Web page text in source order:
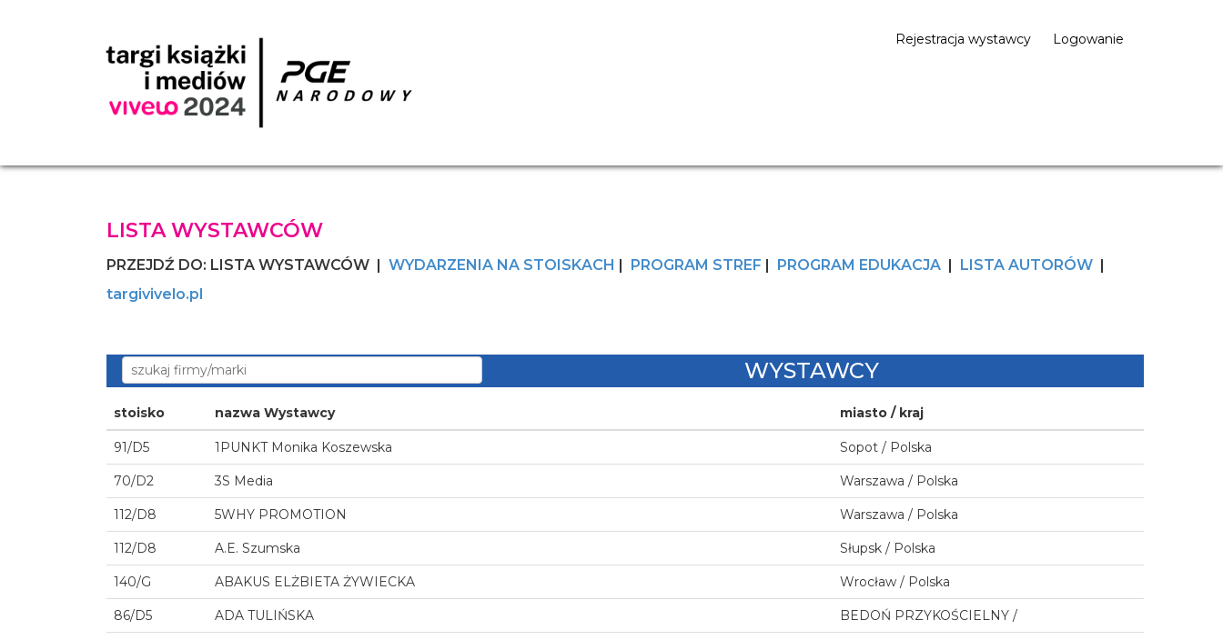
Rejestracja wystawcy Logowanie
LISTA WYSTAWCÓW
PRZEJDŹ DO: LISTA WYSTAWCÓW | WYDARZENIA NA STOISKACH | PROGRAM STREF | PROGRAM EDUKACJA | LISTA AUTORÓW |
targivivelo.pl
WYSTAWCY
stoisko nazwa Wystawcy miasto / kraj
91/D5 1PUNKT Monika Koszewska Sopot / Polska
70/D2 3S Media Warszawa / Polska
112/D8 5WHY PROMOTION Warszawa / Polska
112/D8 A.E. Szumska Słupsk / Polska
140/G ABAKUS ELŻBIETA ŻYWIECKA Wrocław / Polska
86/D5 ADA TULIŃSKA BEDOŃ PRZYKOŚCIELNY /